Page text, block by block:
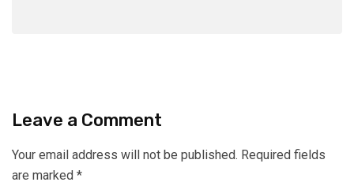
Leave a Comment
Your email address will not be published. Required fields
are marked *